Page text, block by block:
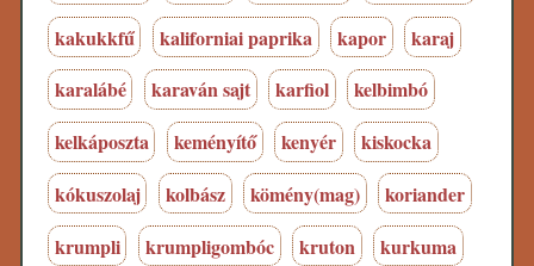
kakukkfű
kaliforniai paprika kapor
karaj
karalábé
karaván sajt karfiol
kelbimbó
kelkáposzta
keményítő kenyér
kiskocka
kókuszolaj
kolbász kömény(mag)
koriander
krumpli
krumpligombóc kruton
kurkuma